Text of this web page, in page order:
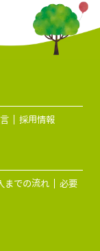
採用情報
までの流れ
必要